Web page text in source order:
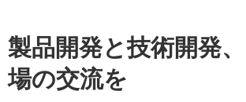
製品開発と技術開発
場の交流を